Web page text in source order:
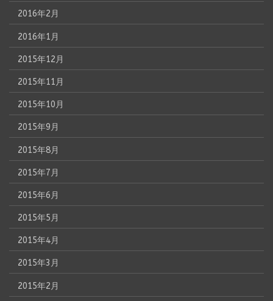
2016年2月
2016年1月
2015年12月
2015年11月
2015年10月
2015年9月
2015年8月
2015年7月
2015年6月
2015年5月
2015年4月
2015年3月
2015年2月